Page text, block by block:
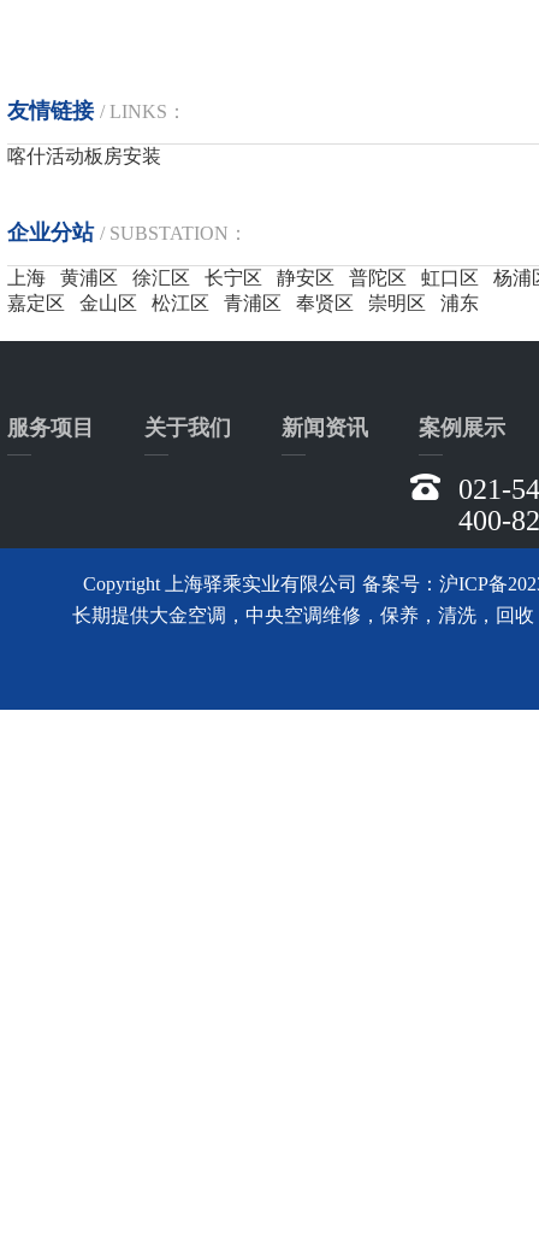
友情链接 / LINKS：
喀什活动板房安装
企业分站 / SUBSTATION：
上海 黄浦区 徐汇区 长宁区 静安区 普陀区 虹口区
杨浦
嘉定区
金山区 松江区 青浦区 奉贤区 崇明区 浦东
服务项目 关于我们 新闻资讯 案例展示
021-
400-
Copyright 上海驿乘实业有限公司 备案号： 沪ICP备
长期提供大金空调，中央空调维修，保养，清洗，回